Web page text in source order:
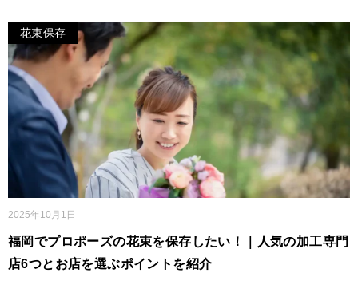
花束保存
2025年10月1日
福岡でプロポーズの花束を保存したい！｜人気の加工専門
店6つとお店を選ぶポイントを紹介